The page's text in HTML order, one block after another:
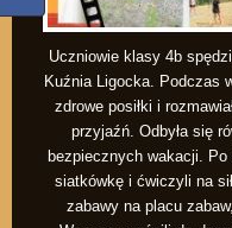
Uczniowie klasy 4b
Kuźnia Ligocka. Podczas
zdrowe posiłki i
przyjaźń. Odbyła się
bezpiecznych wakacji.
siatkówkę i ćwiczyli na
zabawy na placu